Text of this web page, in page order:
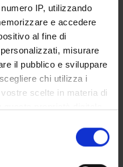
IP, utilizzando
e accedere
al fine di
misurare
il pubblico e sviluppare
chi utilizza i
scelte in materia di
in qualsiasi
cookie o facendo clic
OFFICES